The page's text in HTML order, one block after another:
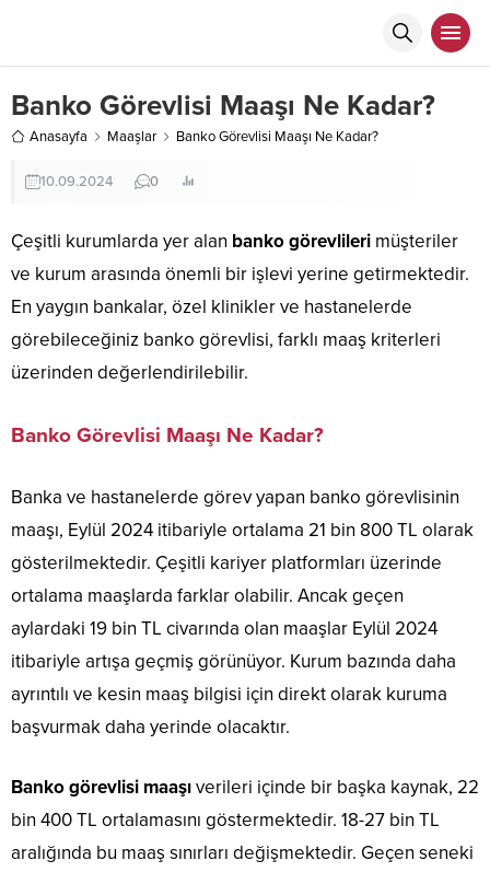
Banko Görevlisi Maaşı Ne Kadar?
Anasayfa Maaşlar Banko Görevlisi Maaşı Ne Kadar?
10.09.2024 0
Çeşitli kurumlarda yer alan banko görevlileri müşteriler
ve kurum arasında önemli bir işlevi yerine getirmektedir.
En yaygın bankalar, özel klinikler ve hastanelerde
görebileceğiniz banko görevlisi, farklı maaş kriterleri
üzerinden değerlendirilebilir.
Banko Görevlisi Maaşı Ne Kadar?
Banka ve hastanelerde görev yapan banko görevlisinin
maaşı, Eylül 2024 itibariyle ortalama 21 bin 800 TL olarak
gösterilmektedir. Çeşitli kariyer platformları üzerinde
ortalama maaşlarda farklar olabilir. Ancak geçen
aylardaki 19 bin TL civarında olan maaşlar Eylül 2024
itibariyle artışa geçmiş görünüyor. Kurum bazında daha
ayrıntılı ve kesin maaş bilgisi için direkt olarak kuruma
başvurmak daha yerinde olacaktır.
Banko görevlisi maaşıverileri içinde bir başka kaynak, 22
bin 400 TL ortalamasını göstermektedir. 18-27 bin TL
aralığında bu maaş sınırları değişmektedir. Geçen seneki